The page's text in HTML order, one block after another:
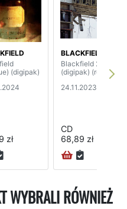
(digipak)
zł
BLACKFIELD
Blackfield 2
(digipak) (reissue)
24.11.2023
CD
68,89 zł
WYBRALI RÓWNIEŻ